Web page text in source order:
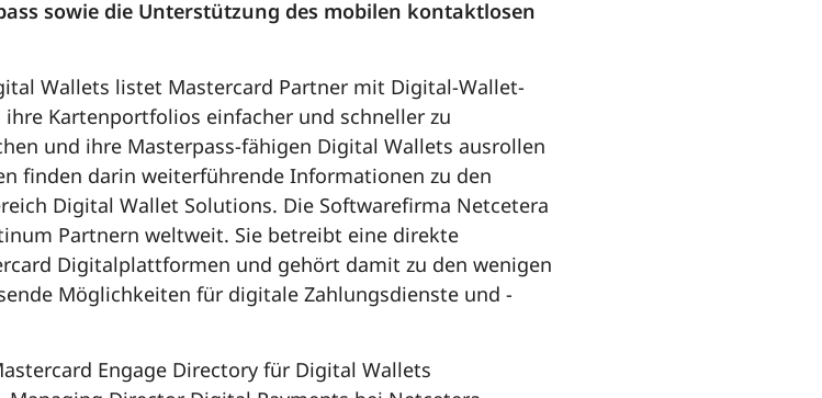
sowie die Unterstützung des mobilen kontaktlosen
Wallets listet Mastercard Partner mit Digital-Wallet-
Kartenportfolios einfacher und schneller zu
und ihre Masterpass-fähigen Digital Wallets ausrollen
finden darin weiterführende Informationen zu den
Digital Wallet Solutions. Die Softwarefirma Netcetera
Partnern weltweit. Sie betreibt eine direkte
Digitalplattformen und gehört damit zu den wenigen
Möglichkeiten für digitale Zahlungsdienste und -
Engage Directory für Digital Wallets